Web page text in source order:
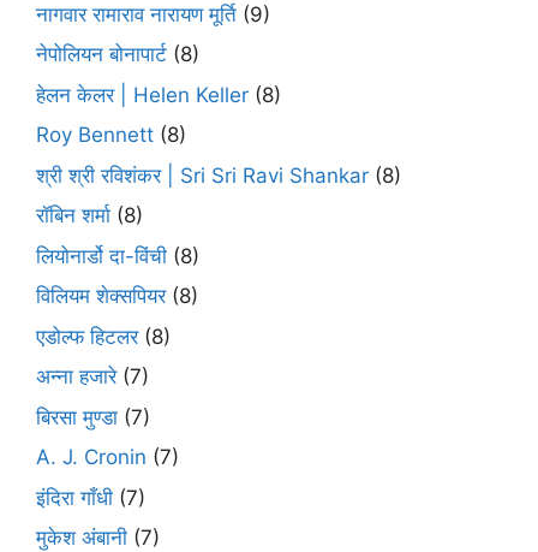
नागवार रामाराव नारायण मूर्ति (9)
नेपोलियन बोनापार्ट (8)
हेलन केलर | Helen Keller (8)
Roy Bennett (8)
श्री श्री रविशंकर | Sri Sri Ravi Shankar (8)
रॉबिन शर्मा (8)
लियोनार्डो दा-विंची (8)
विलियम शेक्सपियर(8)
एडोल्फ हिटलर(8)
अन्ना हजारे(7)
बिरसा मुण्डा (7)
A. J. Cronin (7)
इंदिरा गाँधी (7)
मुकेश अंबानी (7)